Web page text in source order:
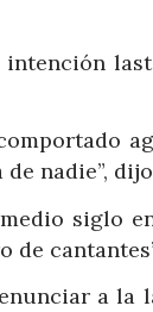
intención
nadie”,
siglo
de
a la